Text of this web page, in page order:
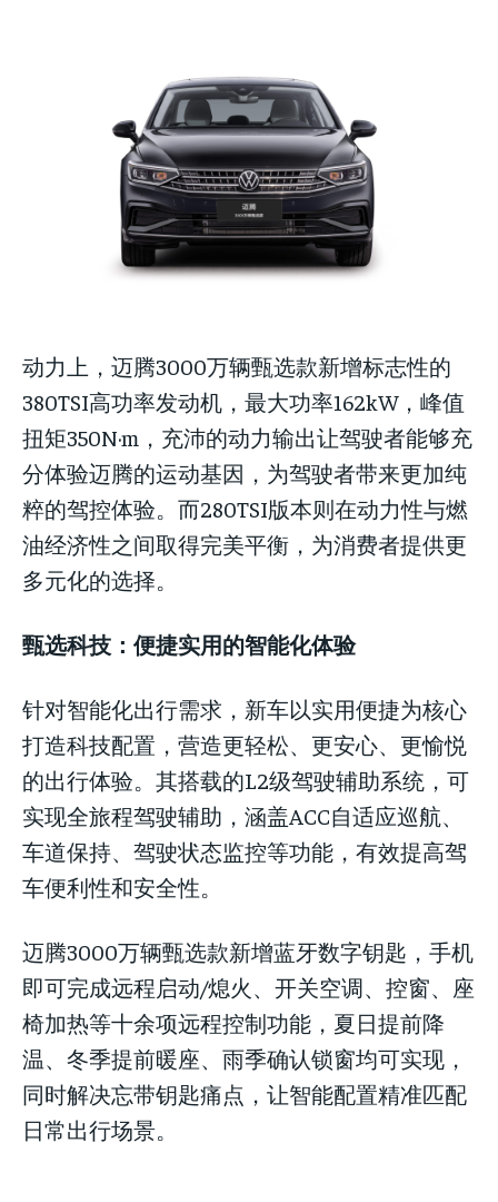
动力上，迈腾3000万辆甄选款新增标志性的
380TSI高功率发动机，最大功率162kW，峰值
扭矩350N·m，充沛的动力输出让驾驶者能够充
分体验迈腾的运动基因，为驾驶者带来更加纯
粹的驾控体验。而280TSI版本则在动力性与燃
油经济性之间取得完美平衡，为消费者提供更
多元化的选择。
甄选科技：便捷实用的智能化体验
针对智能化出行需求，新车以实用便捷为核心
打造科技配置，营造更轻松、更安心、更愉悦
的出行体验。其搭载的L2级驾驶辅助系统，可
实现全旅程驾驶辅助，涵盖ACC自适应巡航、
车道保持、驾驶状态监控等功能，有效提高驾
车便利性和安全性。
迈腾3000万辆甄选款新增蓝牙数字钥匙，手机
即可完成远程启动/熄火、开关空调、控窗、座
椅加热等十余项远程控制功能，夏日提前降
温、冬季提前暖座、雨季确认锁窗均可实现，
同时解决忘带钥匙痛点，让智能配置精准匹配
日常出行场景。